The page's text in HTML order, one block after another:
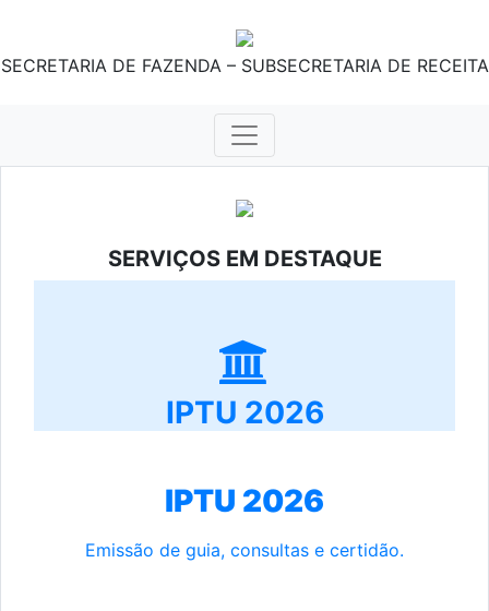
SECRETARIA DE FAZENDA – SUBSECRETARIA DE RECEITA
SERVIÇOS EM DESTAQUE
IPTU 2026
IPTU 2026
Emissão de guia, consultas e certidão.